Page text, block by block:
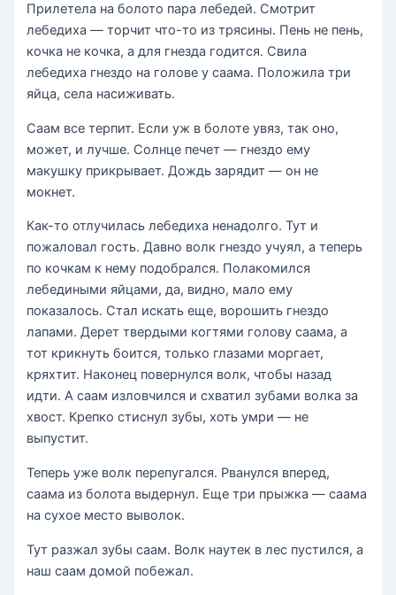
Прилетела на болото пара лебедей. Смотрит
лебедиха — торчит что-то из трясины. Пень не пень,
кочка не кочка, а для гнезда годится. Свила
лебедиха гнездо на голове у саама. Положила три
яйца, села насиживать.
Саам все терпит. Если уж в болоте увяз, так оно,
может, и лучше. Солнце печет — гнездо ему
макушку прикрывает. Дождь зарядит — он не
мокнет.
Как-то отлучилась лебедиха ненадолго. Тут и
пожаловал гость. Давно волк гнездо учуял, а теперь
по кочкам к нему подобрался. Полакомился
лебедиными яйцами, да, видно, мало ему
показалось. Стал искать еще, ворошить гнездо
лапами. Дерет твердыми когтями голову саама, а
тот крикнуть боится, только глазами моргает,
кряхтит. Наконец повернулся волк, чтобы назад
идти. А саам изловчился и схватил зубами волка за
хвост. Крепко стиснул зубы, хоть умри — не
выпустит.
Теперь уже волк перепугался. Рванулся вперед,
саама из болота выдернул. Еще три прыжка — саама
на сухое место выволок.
Тут разжал зубы саам. Волк наутек в лес пустился, а
наш саам домой побежал.